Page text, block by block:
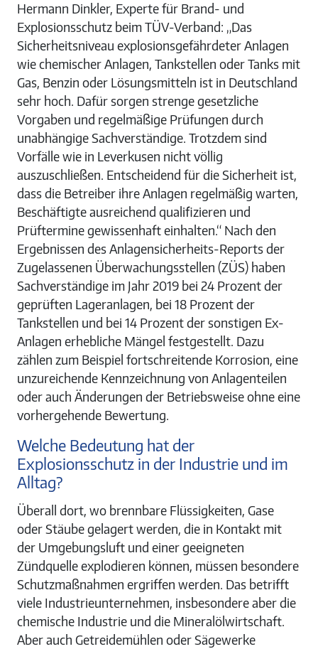
Hermann Dinkler, Experte für Brand- und
Explosionsschutz beim TÜV-Verband: „Das
Sicherheitsniveau explosionsgefährdeter Anlagen
wie chemischer Anlagen, Tankstellen oder Tanks mit
Gas, Benzin oder Lösungsmitteln ist in Deutschland
sehr hoch. Dafür sorgen strenge gesetzliche
Vorgaben und regelmäßige Prüfungen durch
unabhängige Sachverständige. Trotzdem sind
Vorfälle wie in Leverkusen nicht völlig
auszuschließen. Entscheidend für die Sicherheit ist,
dass die Betreiber ihre Anlagen regelmäßig warten,
Beschäftigte ausreichend qualifizieren und
Prüftermine gewissenhaft einhalten.“ Nach den
Ergebnissen des Anlagensicherheits-Reports der
Zugelassenen Überwachungsstellen (ZÜS) haben
Sachverständige im Jahr 2019 bei 24 Prozent der
geprüften Lageranlagen, bei 18 Prozent der
Tankstellen und bei 14 Prozent der sonstigen Ex-
Anlagen erhebliche Mängel festgestellt. Dazu
zählen zum Beispiel fortschreitende Korrosion, eine
unzureichende Kennzeichnung von Anlagenteilen
oder auch Änderungen der Betriebsweise ohne eine
vorhergehende Bewertung.
Welche Bedeutung hat der
Explosionsschutz in der Industrie und im
Alltag?
Überall dort, wo brennbare Flüssigkeiten, Gase
oder Stäube gelagert werden, die in Kontakt mit
der Umgebungsluft und einer geeigneten
Zündquelle explodieren können, müssen besondere
Schutzmaßnahmen ergriffen werden. Das betrifft
viele Industrieunternehmen, insbesondere aber die
chemische Industrie und die Mineralölwirtschaft.
Aber auch Getreidemühlen oder Sägewerke